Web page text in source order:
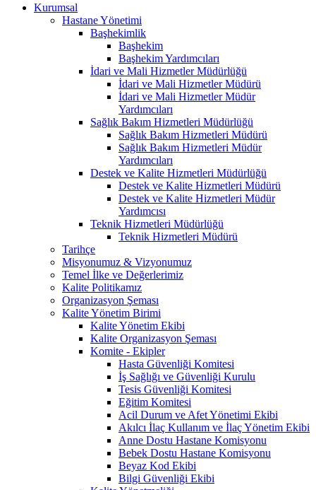
Kurumsal
Hastane Yönetimi
Başhekimlik
Başhekim
Başhekim Yardımcıları
İdari ve Mali Hizmetler Müdürlüğü
İdari ve Mali Hizmetler Müdürü
İdari ve Mali Hizmetler Müdür
Yardımcıları
Sağlık Bakım Hizmetleri Müdürlüğü
Sağlık Bakım Hizmetleri Müdürü
Sağlık Bakım Hizmetleri Müdür
Yardımcıları
Destek ve Kalite Hizmetleri Müdürlüğü
Destek ve Kalite Hizmetleri Müdürü
Destek ve Kalite Hizmetleri Müdür
Yardımcısı
Teknik Hizmetleri Müdürlüğü
Teknik Hizmetleri Müdürü
Tarihçe
Misyonumuz & Vizyonumuz
Temel İlke ve Değerlerimiz
Kalite Politikamız
Organizasyon Şeması
Kalite Yönetim Birimi
Kalite Yönetim Ekibi
Kalite Organizasyon Şeması
Komite - Ekipler
Hasta Güvenliği Komitesi
İş Sağlığı ve Güvenliği Kurulu
Tesis Güvenliği Komitesi
Eğitim Komitesi
Acil Durum ve Afet Yönetimi Ekibi
Akılcı İlaç Kullanım ve İlaç Yönetim Ekibi
Anne Dostu Hastane Komisyonu
Bebek Dostu Hastane Komisyonu
Beyaz Kod Ekibi
Bilgi Güvenliği Ekibi